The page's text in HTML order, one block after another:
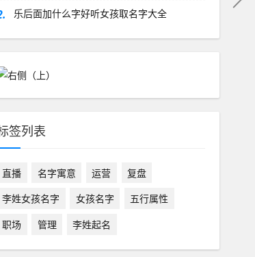
乐后面加什么字好听女孩取名字大全
签列表
直播 名字寓意 运营
复盘
李姓女孩名字
女孩名字
五行属性
职场
管理 李姓起名